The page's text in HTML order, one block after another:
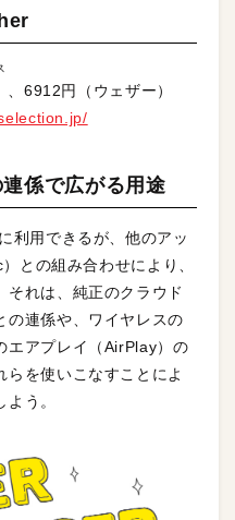
、6912円（ウェザー）
係で広がる用途
利用できるが、他のアッ
との組み合わせにより、
それは、純正のクラウド
の連係や、ワイヤレスの
エアプレイ（AirPlay）の
を使いこなすことによ
う。